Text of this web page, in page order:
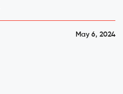
May 6, 2024